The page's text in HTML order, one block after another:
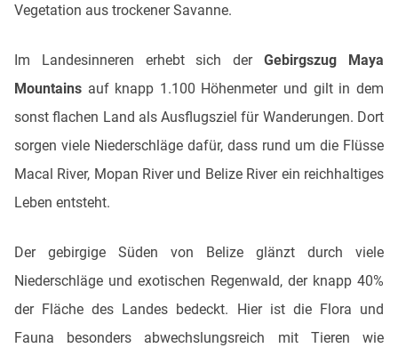
Vegetation aus trockener Savanne.
Im Landesinneren erhebt sich derGebirgszug Maya
Mountains auf knapp 1.100 Höhenmeter und gilt in dem
sonst flachen Land als Ausflugsziel für Wanderungen. Dort
sorgen viele Niederschläge dafür, dass rund um die Flüsse
Macal River, Mopan River und Belize River ein reichhaltiges
Leben entsteht.
Der gebirgige Süden von Belize glänzt durch viele
Niederschläge und exotischen Regenwald, der knapp 40%
der Fläche des Landes bedeckt. Hier ist die Flora und
Fauna besonders abwechslungsreich mit Tieren wie